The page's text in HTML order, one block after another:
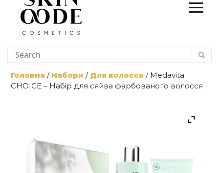
Головна / Набори / Для волосся / Medavita
CHOICE – Набір для сяйва фарбованого волосся